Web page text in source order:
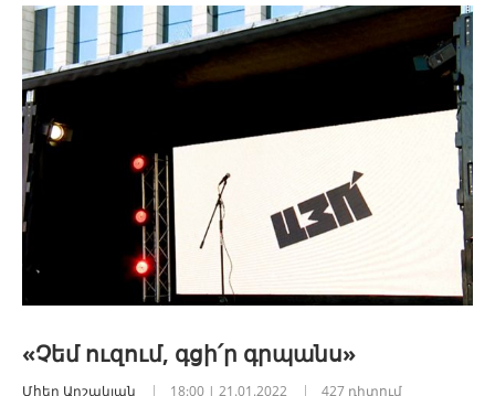
«Չեմ ուզում, գցի՛ր գրպանս»
Մհեր Արշակյան 18:00 | 21.01.2022 427 դիտում